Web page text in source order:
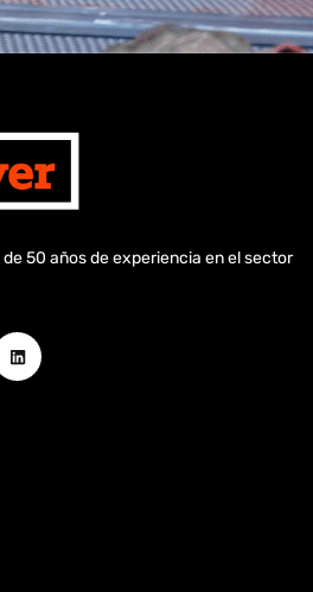
50 años de experiencia en el sector